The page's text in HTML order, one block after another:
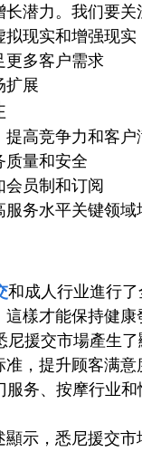
潜力。我们要
现实和增强现实
更多客户需求
扩展
高竞争力和客
质量和安全
会员制和订阅
务水平关键领
和成人行业進行
樣才能保持健
尼援交市場產生
，提升顾客满意
服务、按摩行业
示，悉尼援交